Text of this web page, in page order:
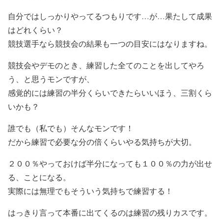
自分ではしっかりやってるつもりです…が…果たして成果
はどれくらい？
競技選手なら競技会の結果も一つの目安にはなりますね。
競技会やデモのとき、練習した全てのことを出してやろ
う、と思うモンですが、
感覚的には練習の半分くらいできたらいいほう、三割くら
いかも？
誰でも（私でも）そんなモンです！
だから練習で必要な分の倍くらいやる気持ちが大切。
２００％やっておけば半分になっても１００％の力が出せ
る、ことになる。
実際には無理でもそういう気持ちで練習する！
はっきり言って本番に出てくるのは練習の残りカスです。